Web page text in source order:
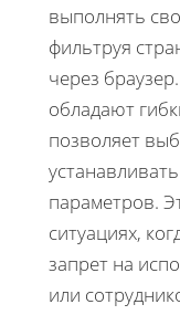
выполнять
фильтруя
через
обладают
позволяет
параметров.
ситуациях,
запрет на
или